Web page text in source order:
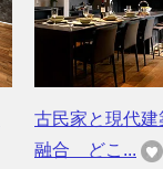
古民家と現代建
融合 どこ...